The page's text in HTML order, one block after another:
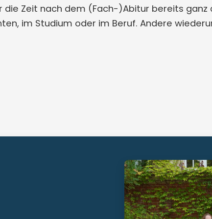
die Zeit nach dem (Fach-)Abitur bereits
im Studium oder im Beruf. Andere